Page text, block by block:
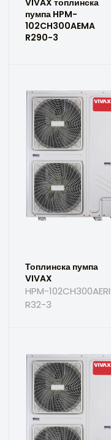
VIVAX топлинска
пумпа HPM-
102CH300AEMA
R290-3
Топлинска пумпа
VIVAX
HPM-
R32-3